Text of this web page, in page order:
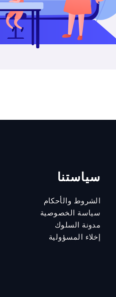
سياستنا
الشروط والأحكام
سياسة الخصوصية
مدونة السلوك
إخلاء المسؤولية